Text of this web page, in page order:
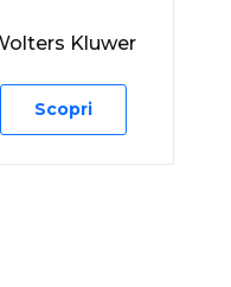
Kluwer
Scopri